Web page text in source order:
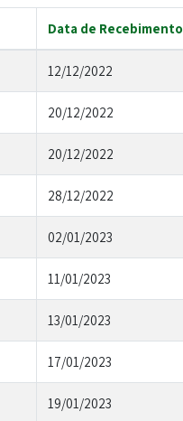
Data de Recebimento
12/12/2022
20/12/2022
20/12/2022
28/12/2022
02/01/2023
11/01/2023
13/01/2023
17/01/2023
19/01/2023